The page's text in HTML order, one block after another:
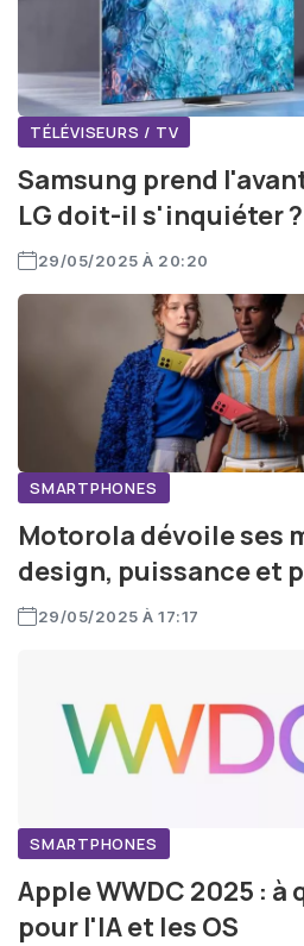
TÉLÉVISEURS / TV
Samsung prend
LG doit-il s'inquiéter ?
29/05/2025 À 20:20
SMARTPHONES
Motorola dévoile ses
design, puissance et
29/05/2025 À 17:17
SMARTPHONES
Apple WWDC 2025 :
pour l'IA et les OS